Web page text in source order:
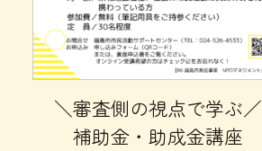
＼審査側の視点で学ぶ／
補助金・助成金講座